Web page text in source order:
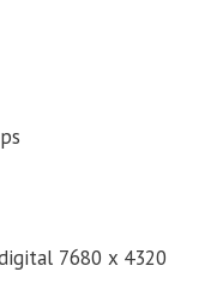
7680 x 4320